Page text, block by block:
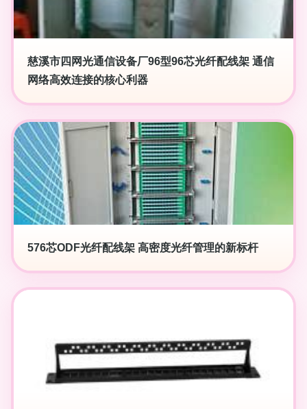
慈溪市四网光通信设备厂96型96芯光纤配线架 通信
网络高效连接的核心利器
576芯ODF光纤配线架 高密度光纤管理的新标杆